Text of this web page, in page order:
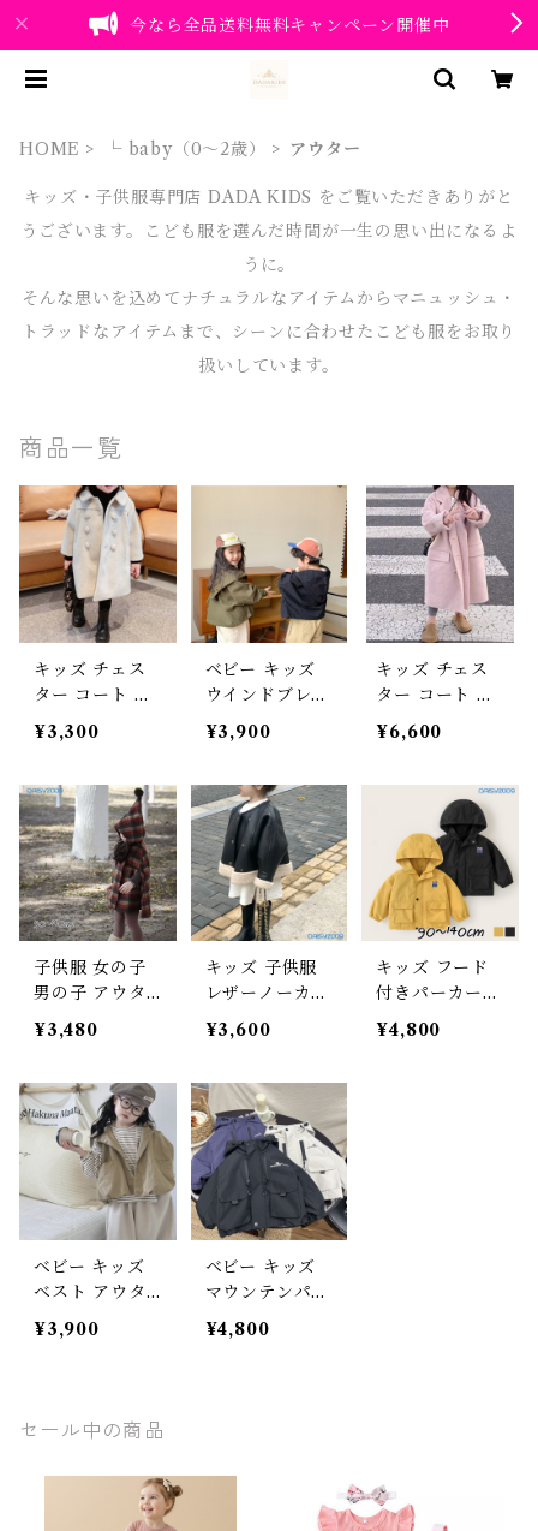
今なら全品送料無料キャンペーン開催中
HOME └ baby（0～2歳） アウター
キッズ・子供服専門店 DADA KIDS をご覧いただきありがと
うございます。こども服を選んだ時間が一生の思い出になるよ
うに。
そんな思いを込めてナチュラルなアイテムからマニュッシュ・
トラッドなアイテムまで、シーンに合わせたこども服をお取り
扱いしています。
商品一覧
キッズ チェス
ター コート ベ
ビー ダブルブ
レスト 襟付き
ン 膝丈 子供服
女の子 男の子
フェミニン ナ
チュラル ユニ
セックス ベー
ジュ ブルー 90
100 110 120 13
0 140cm
¥3,300
ベビー キッズ
ウインドブレー
カー ジャケッ
ト アウター フ
コート ボタン
子ども服 男の
子 女の子 リン
クコーデ アウ
トドアミックス
ユニセックス
ブラック グリ
ーン 90 100 11
0 120 130 140
cm
¥3,900
キッズ チェス
ター コート ベ
ビー ロング丈
ポケット 襟 ボ
男の子 女の子
マニッシュ ユ
ニセックス ピ
ンク グレー 90
100 110 120 13
0 140cm
¥6,600
子供服 女の子
男の子 アウタ
ー チェック柄
ポンチョ コー
シュ ユニセッ
クス 90-140c
¥3,480
キッズ 子供服
レザーノーカラ
ージャケット
ライダース 裾
ュ ユニセック
ス 秋冬 95-130
cm
¥3,600
キッズ フード
付きパーカー
ウィンドブレー
カー 撥水 アウ
¥4,800
ベビー キッズ
ベスト アウタ
ー フード付き
ポケット 子ど
ナチュラル ア
ウトドアミック
ス 90 100 110
120 130 140c
¥3,900
ベビー キッズ
マウンテンパー
カー アウター
ジャンパー フ
アミックス ナ
¥4,800
セール中の商品